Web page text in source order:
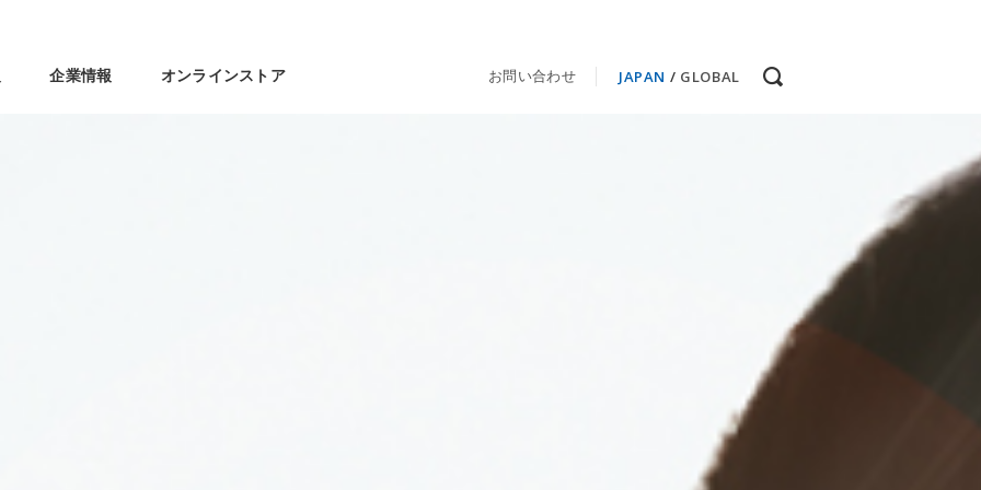
お問い合わせ JAPAN / GLOBAL
企業情報 オンラインストア